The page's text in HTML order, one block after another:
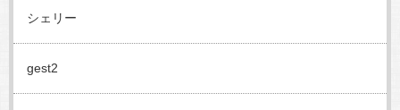
シェリー
gest2